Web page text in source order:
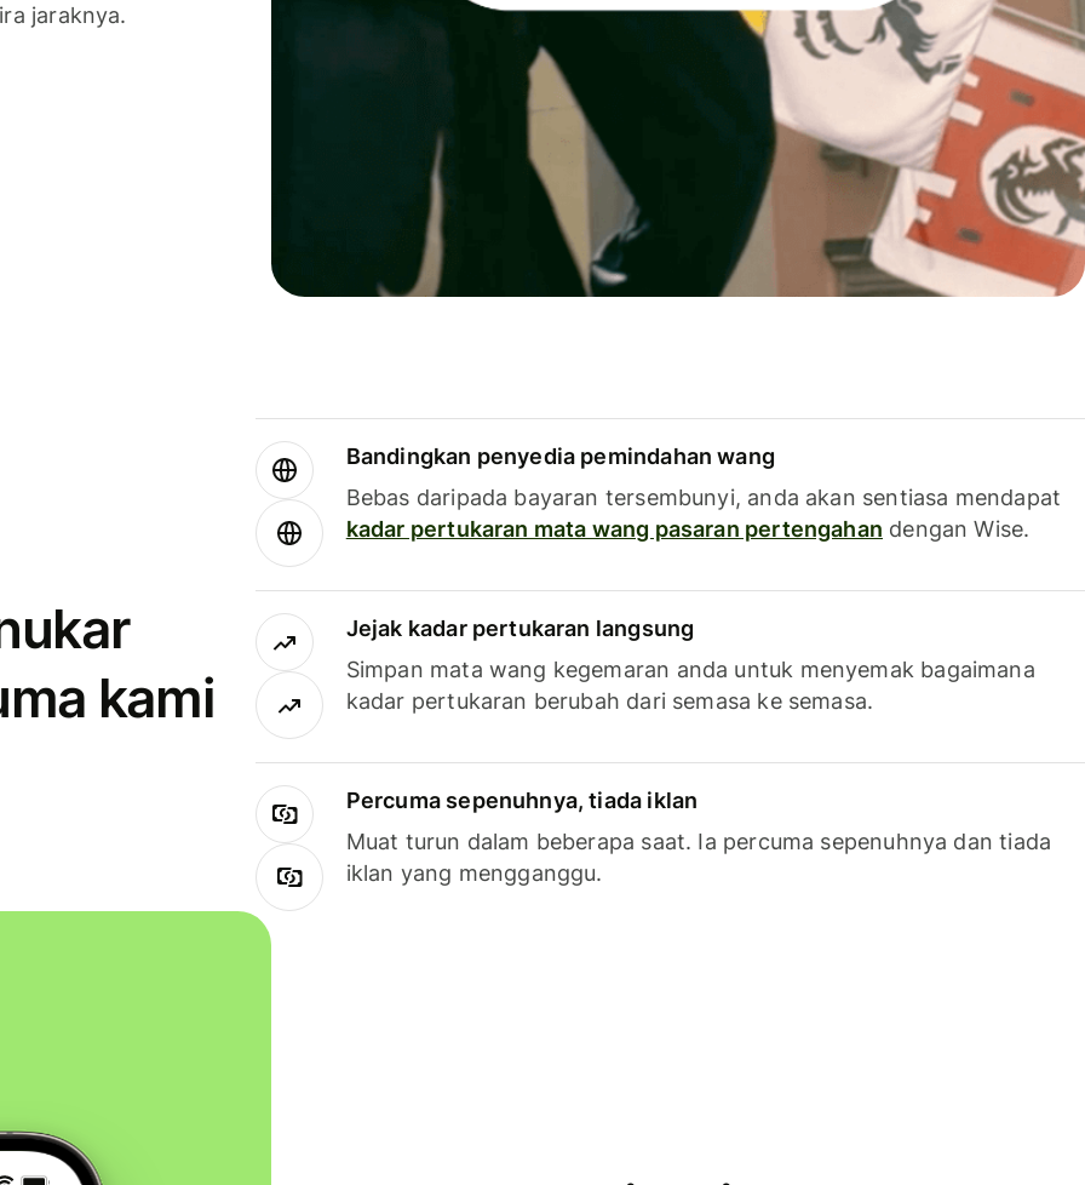
jaraknya.
kami
Bandingkan penyedia pemindahan wang
Bebas daripada bayaran tersembunyi, anda akan sentiasa mendapat
kadar pertukaran mata wang pasaran pertengahan dengan Wise.
Jejak kadar pertukaran langsung
Simpan mata wang kegemaran anda untuk menyemak bagaimana
kadar pertukaran berubah dari semasa ke semasa.
Percuma sepenuhnya, tiada iklan
Muat turun dalam beberapa saat. Ia percuma sepenuhnya dan tiada
iklan yang mengganggu.